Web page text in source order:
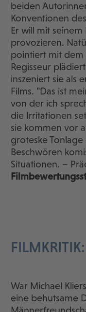
beiden
Konventionen
Er will mit
provozieren.
pointiert mit dem
Regisseur
inszeniert sie als
Films. "Das ist
von der ich
die Irritationen
sie kommen vor
groteske Tonlage
Beschwören
Situationen. –
FILMKRITIK:
War Michael
eine behutsame